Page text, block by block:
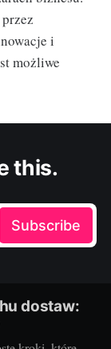
i
możliwe
this.
Subscribe
dostaw: